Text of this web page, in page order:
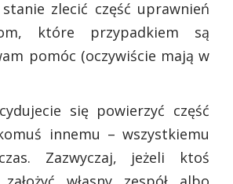
zlecić część uprawnień
które przypadkiem są
pomóc (oczywiście mają w
się powierzyć część
innemu – wszystkiemu
Zazwyczaj, jeżeli ktoś